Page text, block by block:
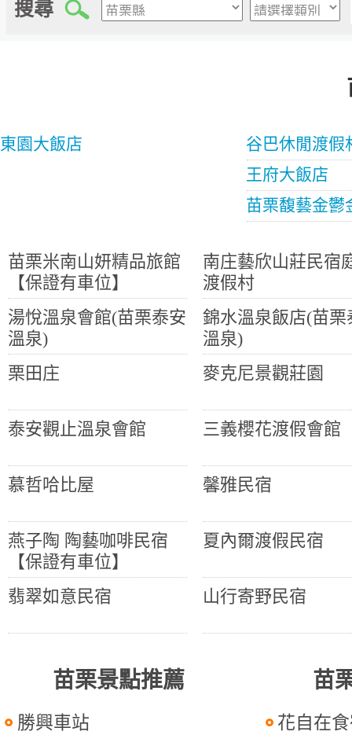
搜尋
東園大飯店
谷巴休閒渡假
王府大飯店
苗栗馥藝金鬱
苗栗米南山妍精品旅館
【保證有車位】
南庄藝欣山莊民宿
渡假村
湯悅溫泉會館(苗栗泰安
溫泉)
錦水溫泉飯店(苗栗
溫泉)
栗田庄
麥克尼景觀莊園
泰安觀止溫泉會館 三義櫻花渡假會館
慕哲哈比屋 馨雅民宿
燕子陶 陶藝咖啡民宿
【保證有車位】
夏內爾渡假民宿
翡翠如意民宿 山行寄野民宿
苗栗景點推薦
勝興車站
苗
花自在